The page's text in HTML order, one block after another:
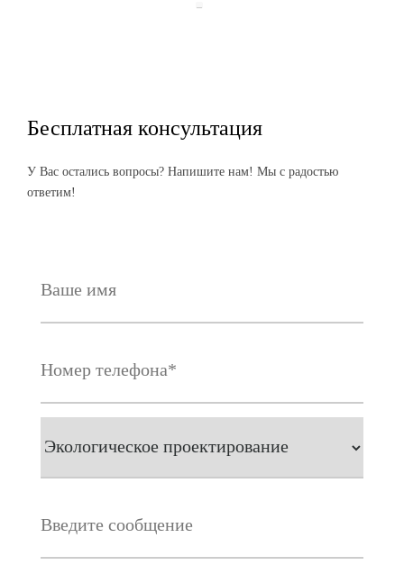
Бесплатная консультация
У Вас остались вопросы? Напишите нам! Мы с радостью
ответим!